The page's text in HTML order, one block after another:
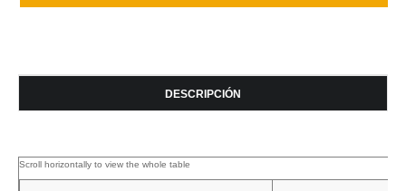
DESCRIPCIÓN